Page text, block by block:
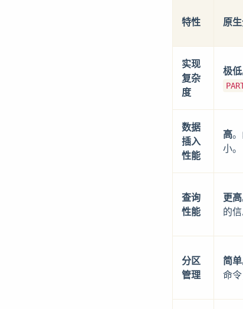
特性 原
实现
复杂
度
极低
数据
插入
性能
高
小。
查询
性能
更高
的
分区
管理
简单
命